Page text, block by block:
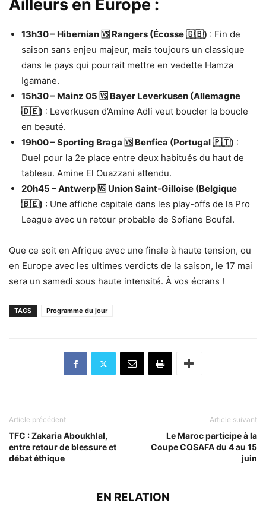
Ailleurs en Europe :
13h30 – Hibernian 🆚 Rangers (Écosse 🇬🇧) : Fin de
saison sans enjeu majeur, mais toujours un classique
dans le pays qui pourrait mettre en vedette Hamza
Igamane.
15h30 – Mainz 05 🆚 Bayer Leverkusen (Allemagne
🇩🇪) : Leverkusen d’Amine Adli veut boucler la boucle
en beauté.
19h00 – Sporting Braga 🆚 Benfica (Portugal 🇵🇹) :
Duel pour la 2e place entre deux habitués du haut de
tableau. Amine El Ouazzani attendu.
20h45 – Antwerp 🆚 Union Saint-Gilloise (Belgique
🇧🇪) : Une affiche capitale dans les play-offs de la Pro
League avec un retour probable de Sofiane Boufal.
Que ce soit en Afrique avec une finale à haute tension, ou
en Europe avec les ultimes verdicts de la saison, le 17 mai
sera un samedi sous haute intensité. À vos écrans !
TAGS Programme du jour
Article précédent
TFC : Zakaria Aboukhlal,
entre retour de blessure et
débat éthique
Article suivant
Le Maroc participe à la
Coupe COSAFA du 4 au 15
juin
EN RELATION